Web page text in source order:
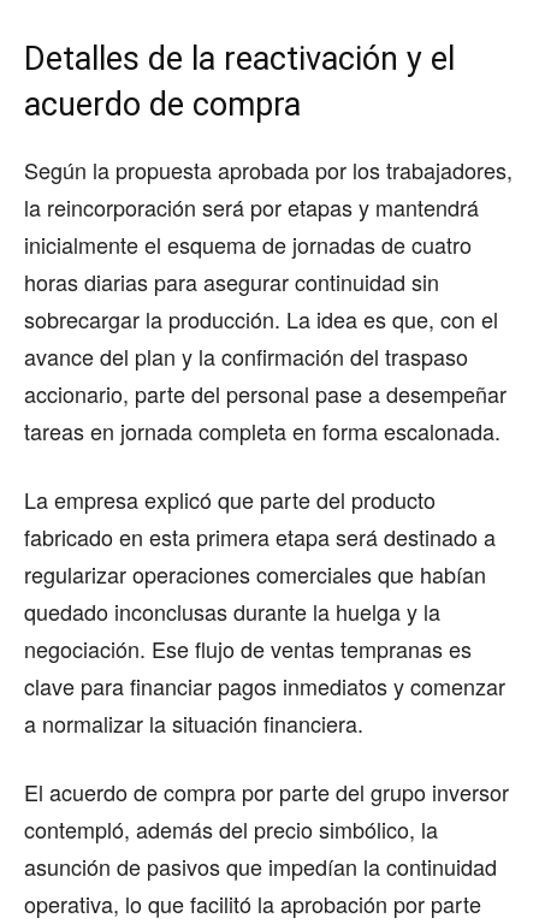
Detalles de la reactivación y el
acuerdo de compra
Según la propuesta aprobada por los trabajadores,
la reincorporación será por etapas y mantendrá
inicialmente el esquema de jornadas de cuatro
horas diarias para asegurar continuidad sin
sobrecargar la producción. La idea es que, con el
avance del plan y la confirmación del traspaso
accionario, parte del personal pase a desempeñar
tareas en jornada completa en forma escalonada.
La empresa explicó que parte del producto
fabricado en esta primera etapa será destinado a
regularizar operaciones comerciales que habían
quedado inconclusas durante la huelga y la
negociación. Ese flujo de ventas tempranas es
clave para financiar pagos inmediatos y comenzar
a normalizar la situación financiera.
El acuerdo de compra por parte del grupo inversor
contempló, además del precio simbólico, la
asunción de pasivos que impedían la continuidad
operativa, lo que facilitó la aprobación por parte